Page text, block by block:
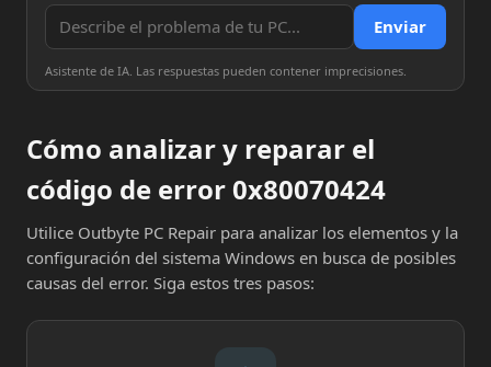
Enviar
Asistente de IA. Las respuestas pueden contener imprecisiones.
Cómo analizar y reparar el
código de error 0x80070424
Utilice Outbyte PC Repair para analizar los elementos y la
configuración del sistema Windows en busca de posibles
causas del error. Siga estos tres pasos: